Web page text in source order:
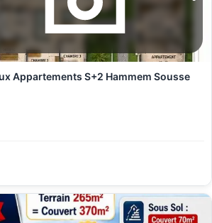
Appartements S+2 Hammem Sousse